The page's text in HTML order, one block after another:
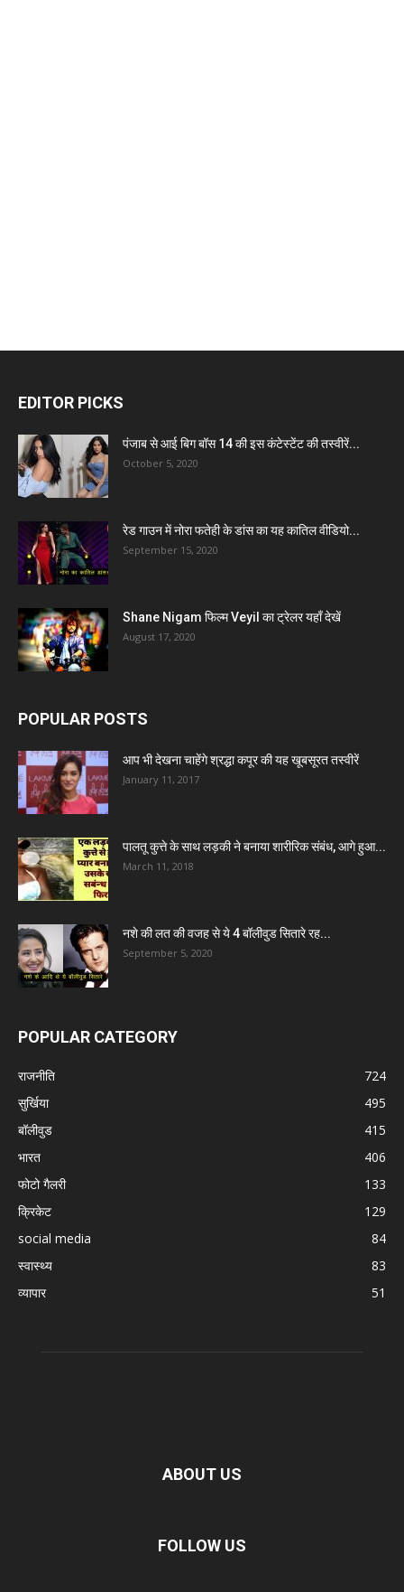
EDITOR PICKS
पंजाब से आई बिग बॉस 14 की इस कंटेस्टेंट की तस्वीरें...
October 5, 2020
रेड गाउन में नोरा फतेही के डांस का यह कातिल वीडियो...
September 15, 2020
Shane Nigam फिल्म Veyil का ट्रेलर यहाँ देखें
August 17, 2020
POPULAR POSTS
आप भी देखना चाहेंगे श्रद्धा कपूर की यह खूबसूरत तस्वीरें
January 11, 2017
पालतू कुत्ते के साथ लड़की ने बनाया शारीरिक संबंध, आगे हुआ...
March 11, 2018
नशे की लत की वजह से ये 4 बॉलीवुड सितारे रह...
September 5, 2020
POPULAR CATEGORY
राजनीति
724
सुर्खिया
495
बॉलीवुड
415
भारत
406
फोटो गैलरी
133
क्रिकेट
129
social media
84
स्वास्थ्य
83
व्यापार
51
ABOUT US
FOLLOW US